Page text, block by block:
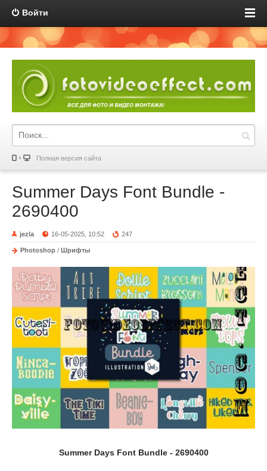
Войти
Полная версия сайта
Summer Days Font Bundle -
2690400
jezla 16-05-2025, 10:52 247
Photoshop / Шрифты
Summer Days Font Bundle - 2690400